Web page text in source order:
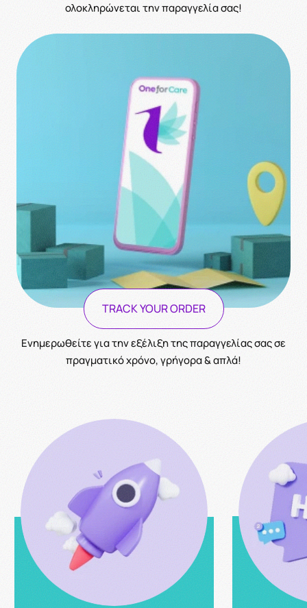
ολοκληρώνεται την παραγγελία σας!
TRACK YOUR ORDER
Ενημερωθείτε για την εξέλιξη της παραγγελίας σας σε
πραγματικό χρόνο, γρήγορα & απλά!